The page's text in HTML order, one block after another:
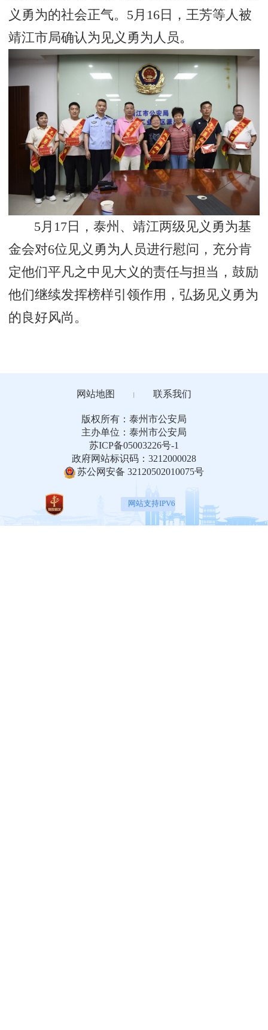
义勇为的社会正气。5月16日，王芳等人被
靖江市局确认为见义勇为人员。
5月17日，泰州、靖江两级见义勇为基
金会对6位见义勇为人员进行慰问，充分肯
定他们平凡之中见大义的责任与担当，鼓励
他们继续发挥榜样引领作用，弘扬见义勇为
的良好风尚。
网站地图 联系我们
版权所有：泰州市公安局
主办单位：泰州市公安局
苏ICP备05003226号-1
政府网站标识码：3212000028
苏公网安备 32120502010075号
网站支持IPV6